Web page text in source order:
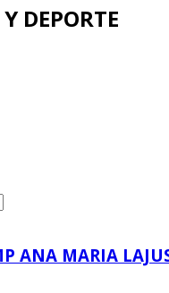
DEPORTE
ANA MARIA